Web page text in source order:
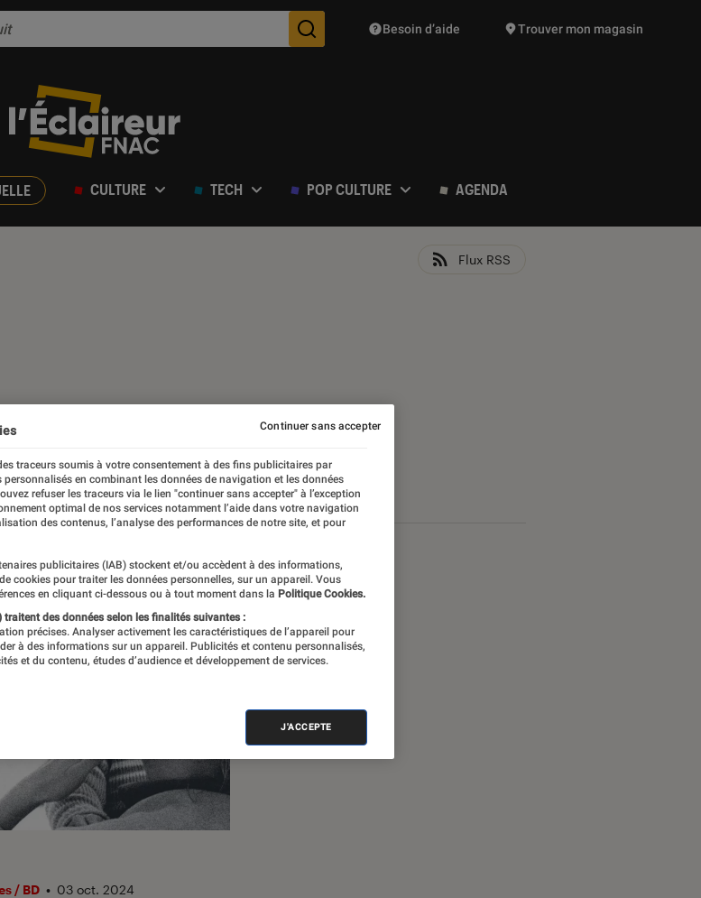
Des suggestions de produits vont vous être proposées
Besoin d’aide Trouver mon magasin
CULTURE TECH POP CULTURE AGENDA
Flux RSS
/ BD • 03 oct. 2024
traceurs soumis à votre consentement à des fins publicitaires par
en combinant les données de navigation et les données
refuser les traceurs via le lien "continuer sans accepter" à l’exception
optimal de nos services notamment l’aide dans votre navigation
des contenus, l’analyse des performances de notre site, et pour
publicitaires (IAB) stockent et/ou accèdent à des informations,
cookies pour traiter les données personnelles, sur un appareil. Vous
en cliquant ci-dessous ou à tout moment dans la Politique Cookies.
des données selon les finalités suivantes :
précises. Analyser activement les caractéristiques de l’appareil pour
à des informations sur un appareil. Publicités et contenu personnalisés,
et du contenu, études d’audience et développement de services.
J'ACCEPTE
Continuer sans accepter